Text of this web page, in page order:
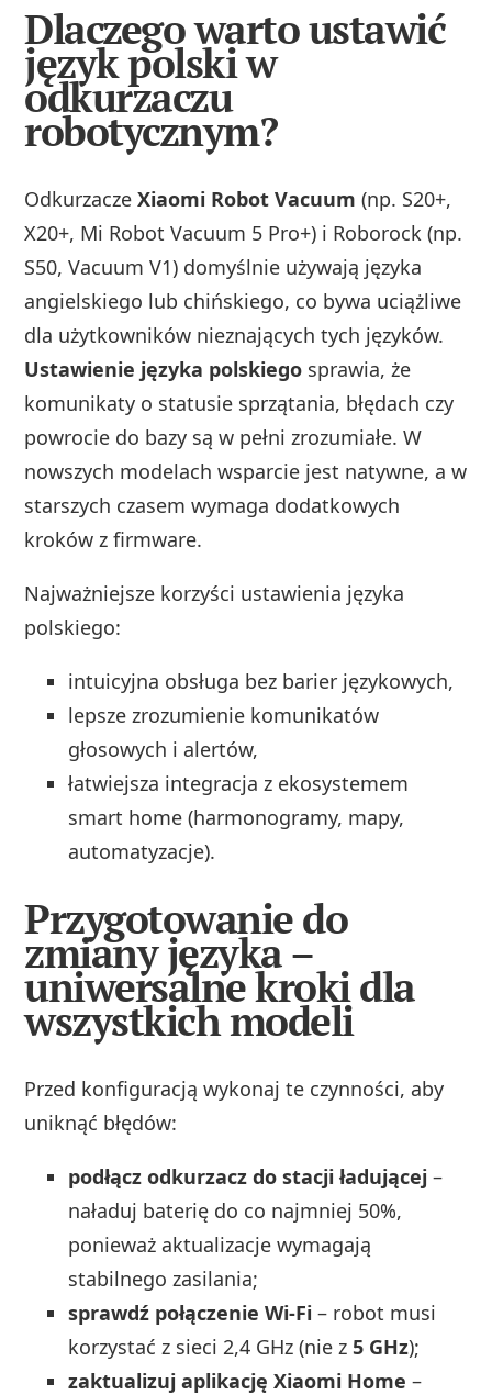
Dlaczego warto ustawić
język polski w
odkurzaczu
robotycznym?
OdkurzaczeXiaomi Robot Vacuum (np. S20+,
X20+, Mi Robot Vacuum 5 Pro+) i Roborock (np.
S50, Vacuum V1) domyślnie używają języka
angielskiego lub chińskiego, co bywa uciążliwe
dla użytkowników nieznających tych języków.
Ustawienie języka polskiego sprawia, że
komunikaty o statusie sprzątania, błędach czy
powrocie do bazy są w pełni zrozumiałe. W
nowszych modelach wsparcie jest natywne, a w
starszych czasem wymaga dodatkowych
kroków z firmware.
Najważniejsze korzyści ustawienia języka
polskiego:
intuicyjna obsługa bez barier językowych,
lepsze zrozumienie komunikatów
głosowych i alertów,
łatwiejsza integracja z ekosystemem
smart home (harmonogramy, mapy,
automatyzacje).
Przygotowanie do
zmiany języka –
uniwersalne kroki dla
wszystkich modeli
Przed konfiguracją wykonaj te czynności, aby
uniknąć błędów:
podłącz odkurzacz do stacji ładującej –
naładuj baterię do co najmniej 50%,
ponieważ aktualizacje wymagają
stabilnego zasilania;
sprawdź połączenie Wi‑Fi – robot musi
korzystać z sieci 2,4 GHz (nie z5 GHz);
zaktualizuj aplikację Xiaomi Home –